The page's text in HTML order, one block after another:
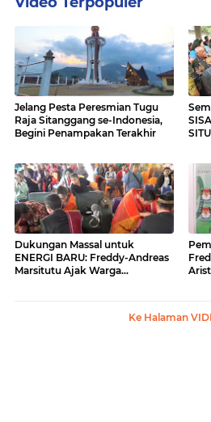
Jelang Pesta Peresmian Tugu
Raja Sitanggang se-Indonesia,
Begini Penampakan Terakhir
Dukungan Massal untuk
ENERGI BARU: Freddy-Andreas
Marsitutu Ajak Warga
Ke Halaman